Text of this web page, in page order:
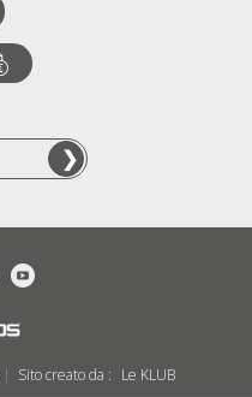
Sito creato da : Le KLUB